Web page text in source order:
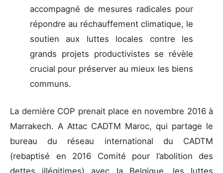
accompagné de mesures radicales pour
répondre au réchauffement climatique, le
soutien aux luttes locales contre les
grands projets productivistes se révèle
crucial pour préserver au mieux les biens
communs.
La dernière COP prenait place en novembre 2016 à
Marrakech. A Attac CADTM Maroc, qui partage le
bureau du réseau international du CADTM
(rebaptisé en 2016 Comité pour l’abolition des